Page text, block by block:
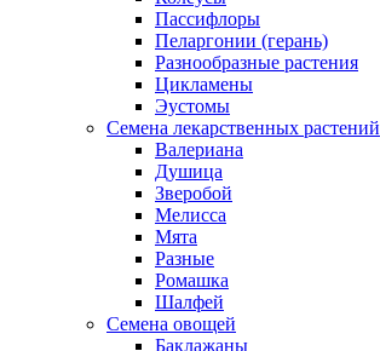
Пассифлоры
Пеларгонии (герань)
Разнообразные растения
Цикламены
Эустомы
Семена лекарственных растений
Валериана
Душица
Зверобой
Мелисса
Мята
Разные
Ромашка
Шалфей
Семена овощей
Баклажаны